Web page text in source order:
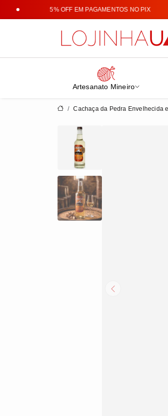
5% OFF EM PAGAMENTOS NO PIX
Artesanato Mineiro
Cachaça da Pedra Envelhecida